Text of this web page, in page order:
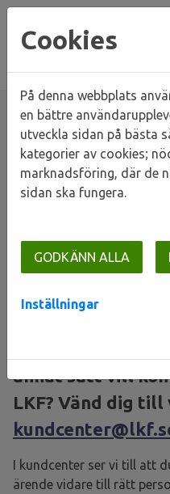
Hem Om oss
Det är vi som är
annat sätt vill
LKF? Vänd dig
I kundcenter ser vi till att
ärende vidare till rätt
Cookies
På denna webbplats
en bättre
utveckla sidan på bästa
kategorier av cookies;
marknadsföring, där de
sidan ska fungera.
GODKÄNN ALLA
Inställningar